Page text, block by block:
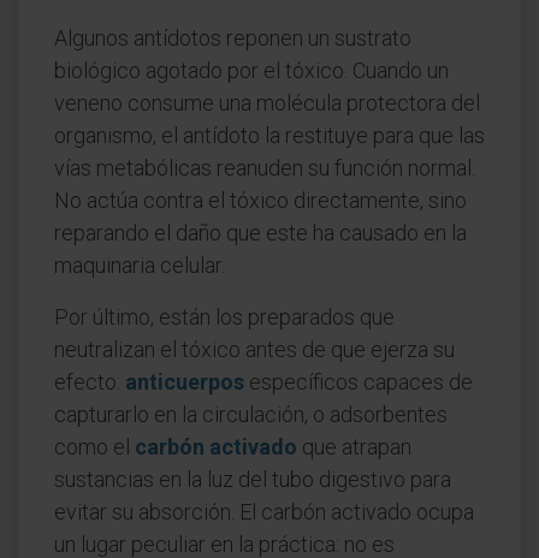
Algunos antídotos reponen un sustrato
biológico agotado por el tóxico. Cuando un
veneno consume una molécula protectora del
organismo, el antídoto la restituye para que las
vías metabólicas reanuden su función normal.
No actúa contra el tóxico directamente, sino
reparando el daño que este ha causado en la
maquinaria celular.
Por último, están los preparados que
neutralizan el tóxico antes de que ejerza su
efecto: anticuerpos específicos capaces de
capturarlo en la circulación, o adsorbentes
como el carbón activado que atrapan
sustancias en la luz del tubo digestivo para
evitar su absorción. El carbón activado ocupa
un lugar peculiar en la práctica: no es